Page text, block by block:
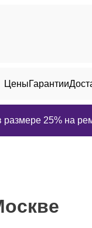
ЦеныГарантии
размере 25% на